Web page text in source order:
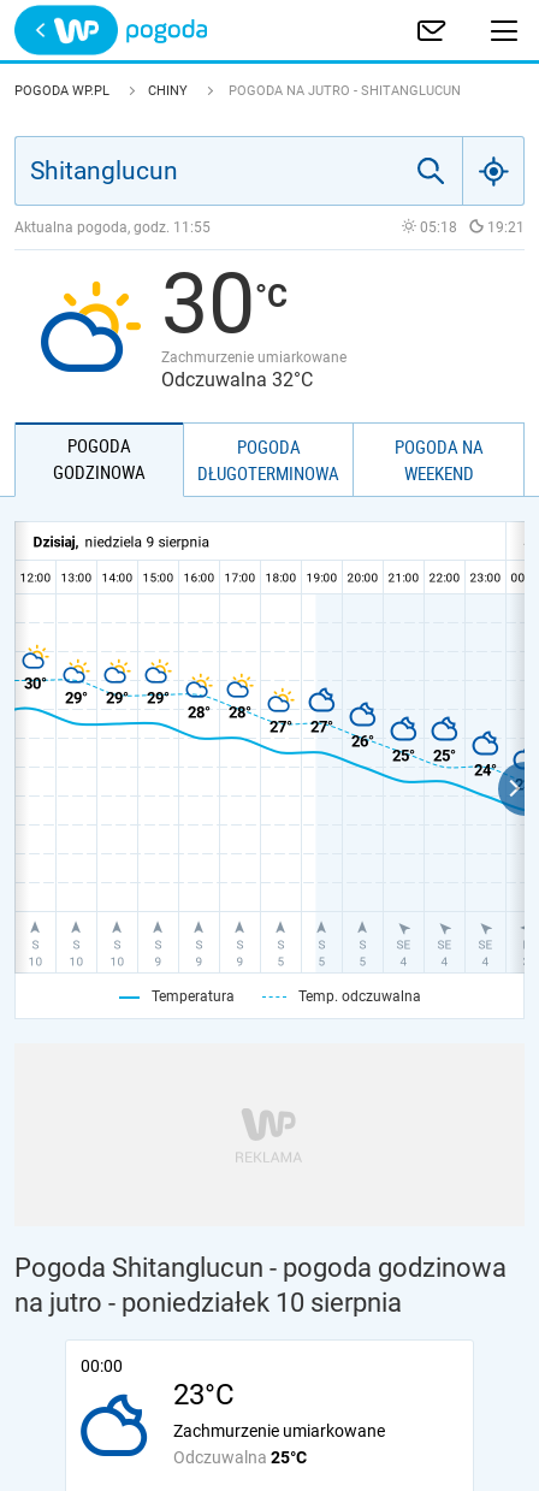
Trwa ładowanie
POLSKA
JAKOŚĆ POWIETRZA
POGODA WP.PL CHINY POGODA NA JUTRO - SHITANGLUCUN
Aktualna pogoda, godz. 11:55 05:18 19:21
30
Zachmurzenie umiarkowane
Odczuwalna 32°C
POGODA
GODZINOWA
POGODA
DŁUGOTERMINOWA
POGODA NA
WEEKEND
Temperatura Temp. odczuwalna
Pogoda Shitanglucun - pogoda godzinowa
na jutro - poniedziałek 10 sierpnia
00:00
23°C
Odczuwalna 25°C
Zachmurzenie umiarkowane